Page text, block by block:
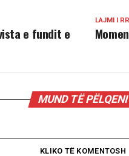
LAJMI I
e fundit e
MUND TË PËLQENI
KLIKO TË KOMENTOSH